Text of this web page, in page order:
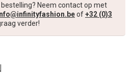
Neem contact op met
of+32 (0)3
verder!